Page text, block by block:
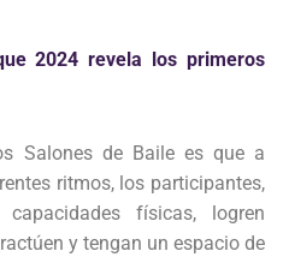
2024 revela los primeros
Salones de Baile es que a
ritmos, los participantes,
físicas, logren
y tengan un espacio de